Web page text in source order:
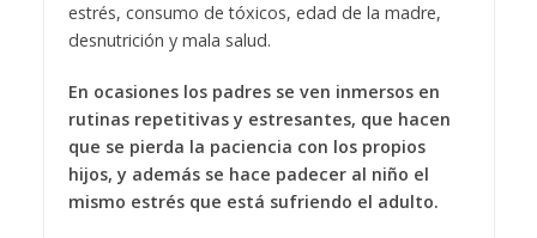
estrés, consumo de tóxicos, edad de la madre,
desnutrición y mala salud.
En ocasiones los padres se ven inmersos en
rutinas repetitivas y estresantes, que hacen
que se pierda la paciencia con los propios
hijos, y además se hace padecer al niño el
mismo estrés que está sufriendo el adulto.